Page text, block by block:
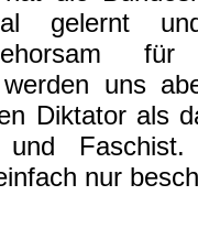
gelernt
für
uns
Diktator als
nur